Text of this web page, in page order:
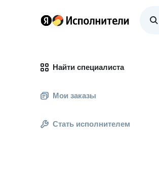
Найти специалиста
Мои заказы
Стать исполнителем